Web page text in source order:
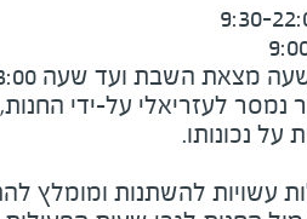
מצאת השבת ועד שעה 23:00
נמסר לעזריאלי על-ידי החנות,
עשויות להשתנות ומומלץ